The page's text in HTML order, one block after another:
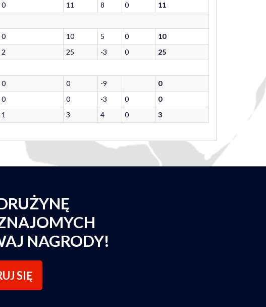
0 11 8 0
11
0 10 5 0
10
2 25 -3 0
25
0 0 -9
0
0 0 -3 0
0
1 3 4 0 3
NAGRODY!
SIĘ